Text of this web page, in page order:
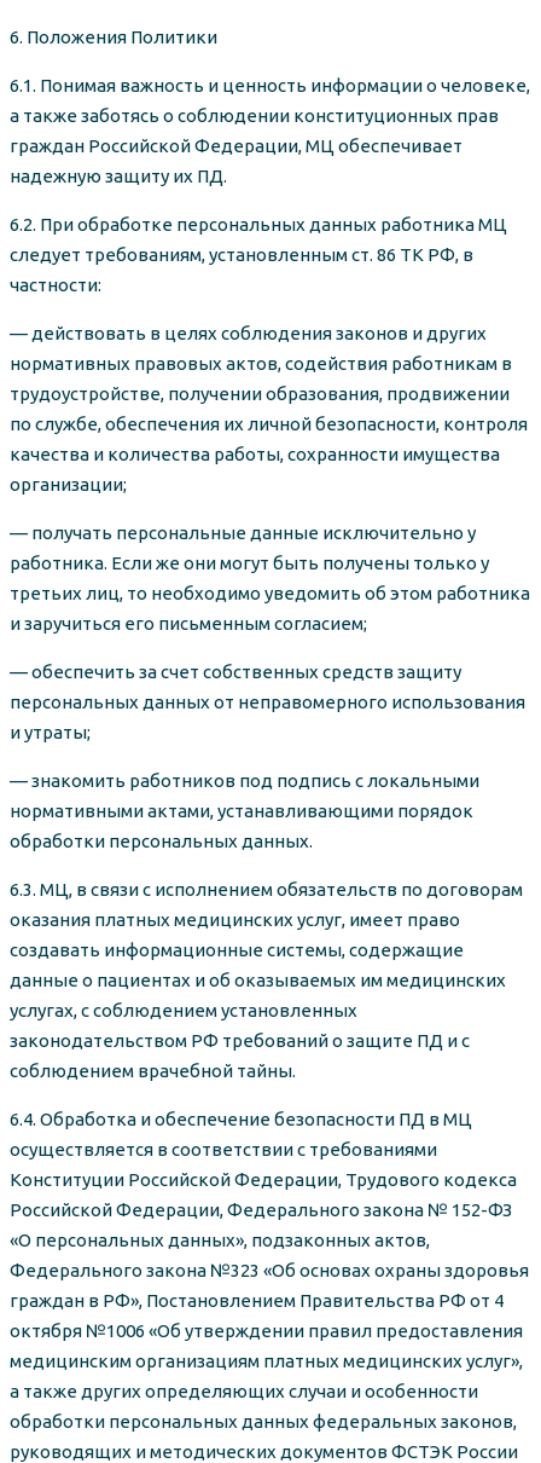
6. Положения Политики
6.1. Понимая важность и ценность информации о человеке,
а также заботясь о соблюдении конституционных прав
граждан Российской Федерации, МЦ обеспечивает
надежную защиту их ПД.
6.2. При обработке персональных данных работника МЦ
следует требованиям, установленным ст. 86 ТК РФ, в
частности:
— действовать в целях соблюдения законов и других
нормативных правовых актов, содействия работникам в
трудоустройстве, получении образования, продвижении
по службе, обеспечения их личной безопасности, контроля
качества и количества работы, сохранности имущества
организации;
— получать персональные данные исключительно у
работника. Если же они могут быть получены только у
третьих лиц, то необходимо уведомить об этом работника
и заручиться его письменным согласием;
— обеспечить за счет собственных средств защиту
персональных данных от неправомерного использования
и утраты;
— знакомить работников под подпись с локальными
нормативными актами, устанавливающими порядок
обработки персональных данных.
6.3. МЦ, в связи с исполнением обязательств по договорам
оказания платных медицинских услуг, имеет право
создавать информационные системы, содержащие
данные о пациентах и об оказываемых им медицинских
услугах, с соблюдением установленных
законодательством РФ требований о защите ПД и с
соблюдением врачебной тайны.
6.4. Обработка и обеспечение безопасности ПД в МЦ
осуществляется в соответствии с требованиями
Конституции Российской Федерации, Трудового кодекса
Российской Федерации, Федерального закона № 152-ФЗ
«О персональных данных», подзаконных актов,
Федерального закона №323 «Об основах охраны здоровья
граждан в РФ», Постановлением Правительства РФ от 4
октября №1006 «Об утверждении правил предоставления
медицинским организациям платных медицинских услуг»,
а также других определяющих случаи и особенности
обработки персональных данных федеральных законов,
руководящих и методических документов ФСТЭК России